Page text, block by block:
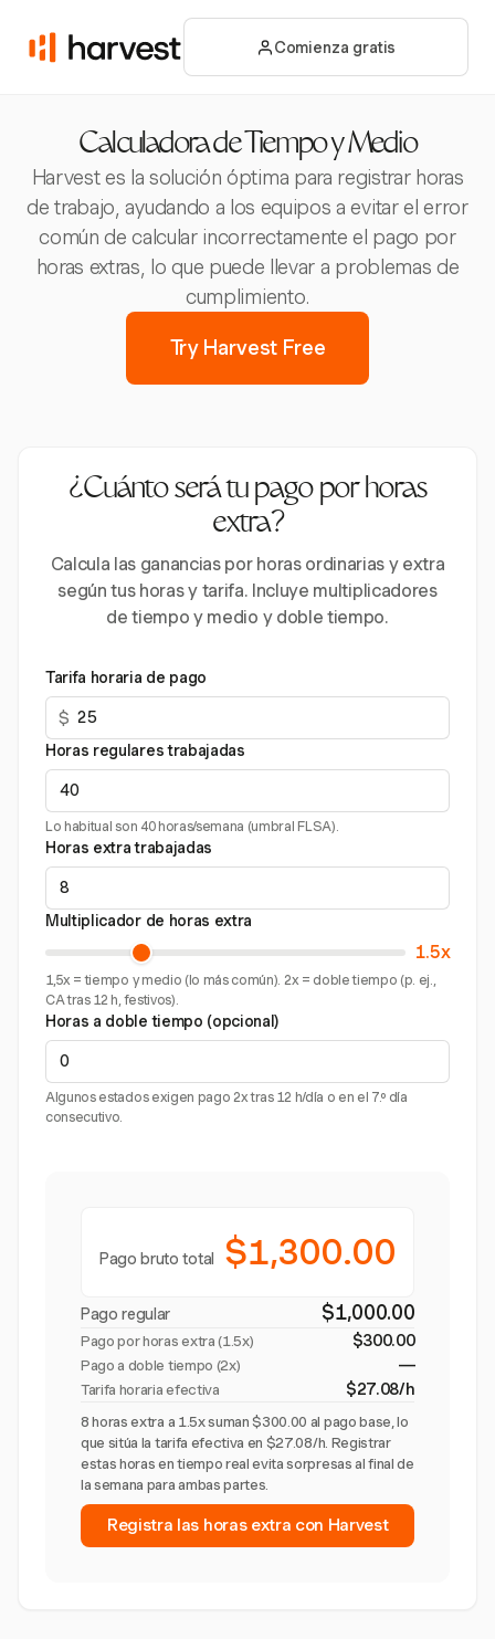
Comienza gratis
Calculadora de Tiempo y Medio
Harvest es la solución óptima para registrar horas
de trabajo, ayudando a los equipos a evitar el error
común de calcular incorrectamente el pago por
horas extras, lo que puede llevar a problemas de
cumplimiento.
Try Harvest Free
¿Cuánto será tu pago por horas
extra?
Calcula las ganancias por horas ordinarias y extra
según tus horas y tarifa. Incluye multiplicadores
de tiempo y medio y doble tiempo.
Tarifa horaria de pago
$
Horas regulares trabajadas
Lo habitual son 40 horas/semana (umbral FLSA).
Horas extra trabajadas
Multiplicador de horas extra
1.5x
1,5x = tiempo y medio (lo más común). 2x = doble tiempo (p. ej.,
CA tras 12 h, festivos).
Horas a doble tiempo (opcional)
Algunos estados exigen pago 2x tras 12 h/día o en el 7.º día
consecutivo.
Pago bruto total $1,300.00
Pago regular $1,000.00
Pago por horas extra (1.5x) $300.00
Pago a doble tiempo (2x) —
Tarifa horaria efectiva $27.08/h
8 horas extra a 1.5x suman $300.00 al pago base, lo
que sitúa la tarifa efectiva en $27.08/h. Registrar
estas horas en tiempo real evita sorpresas al final de
la semana para ambas partes.
Registra las horas extra con Harvest